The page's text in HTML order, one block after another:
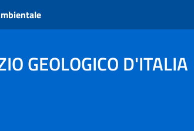
GEOLOGICO D'ITALIA